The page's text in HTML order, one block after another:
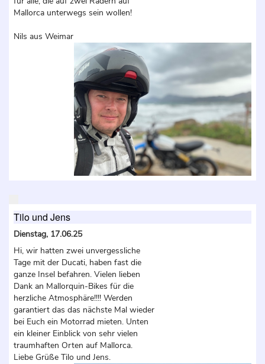
Mallorca unterwegs sein wollen!
Nils aus Weimar
Tilo und Jens
Dienstag, 17.06.25
Hi, wir hatten zwei unvergessliche
Tage mit der Ducati, haben fast die
ganze Insel befahren. Vielen lieben
Dank an Mallorquin-Bikes für die
herzliche Atmosphäre!!!! Werden
garantiert das das nächste Mal wieder
bei Euch ein Motorrad mieten. Unten
ein kleiner Einblick von sehr vielen
traumhaften Orten auf Mallorca.
Liebe Grüße Tilo und Jens.